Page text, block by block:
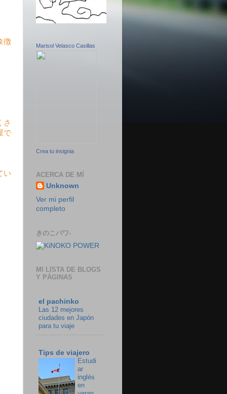
徴
さ
で
い
Marisol Velasco Casillas
Crea tu insignia
ACERCA DE MÍ
Unknown
Ver mi perfil
completo
きのこパワ-
MI LISTA DE BLOGS
Y PÁGINAS
el pachinko
Las 12 mejores
ciudades en Japón
para tu viaje
Tips de viajero
Estudi
ar
inglés
en